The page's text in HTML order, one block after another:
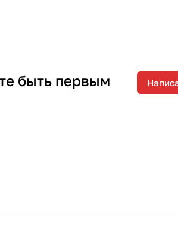
быть первым